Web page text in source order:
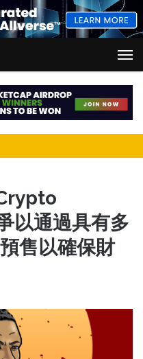
以通過具有多
售以確保財